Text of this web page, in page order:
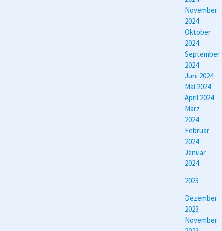
November
2024
Oktober
2024
September
2024
Juni 2024
Mai 2024
April 2024
März
2024
Februar
2024
Januar
2024
2023
Dezember
2023
November